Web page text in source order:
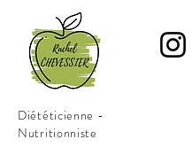
Diététicienne -
Nutritionniste